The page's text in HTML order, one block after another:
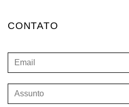
CONTATO